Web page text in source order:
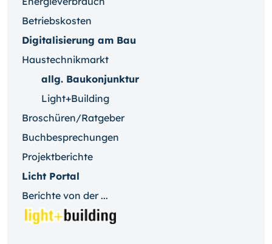
Betriebskosten
Digitalisierung am Bau
Haustechnikmarkt
allg. Baukonjunktur
Light+Building
Broschüren/Ratgeber
Buchbesprechungen
Projektberichte
Licht Portal
Berichte von der ...